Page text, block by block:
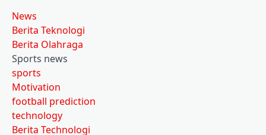
News
Berita Teknologi
Berita Olahraga
Sports news
sports
Motivation
football prediction
technology
Berita Technologi